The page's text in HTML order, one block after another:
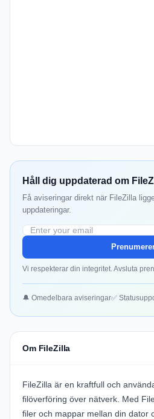
Håll dig uppdaterad om
Få aviseringar direkt när FileZilla
uppdateringar.
Vi respekterar din integritet. Avsluta
🔔 Omedelbara aviseringar✅
Om FileZilla
FileZilla är en kraftfull och
filöverföring över nätverk. Med
filer och mappar mellan din dator